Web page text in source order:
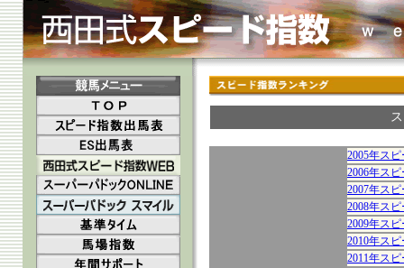
2005年ス
2006年ス
2007年ス
2008年ス
2009年ス
2010年ス
2011年ス